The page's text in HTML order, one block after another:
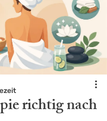
richtig nach